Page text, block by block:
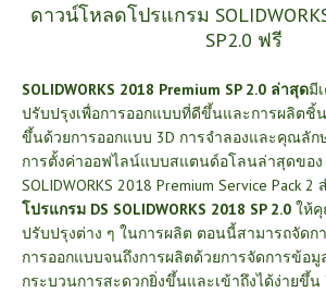
ดาวน์โหลดโปรแกรม
SP2.0 ฟรี
SOLIDWORKS 2018 Premium SP 2.0 ล่าสุดมี
ปรับปรุงเพื่อการออกแบบที่ดีขึ้นและการผลิตชิ้
ขึ้นด้วยการออกแบบ 3D การจำลองและคุณลั
การตั้งค่าออฟไลน์แบบสแตนด์อโลนล่าสุดของ
SOLIDWORKS 2018 Premium Service Pack 2
โปรแกรม DS SOLIDWORKS 2018 SP 2.0 ให้
ปรับปรุงต่าง ๆ ในการผลิต ตอนนี้สามารถจัด
การออกแบบจนถึงการผลิตด้วยการจัดการข้อมู
กระบวนการสะดวกยิ่งขึ้นและเข้าถึงได้ง่ายขึ้